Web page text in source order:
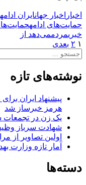
اخبار اخبار جهانایران ادامه
حمایت‌های ادامه
خبریمردممی‌دهد از
Posts
pagination
۱ ۲ بعدی
جستجو
نوشته‌های تازه
پیشنهاد ایران
هرمز خبرساز شد
یک زن در تجمعات
شهادت سرباز
اولین تصاویر از
آمار تازه وزارت
دسته‌ها